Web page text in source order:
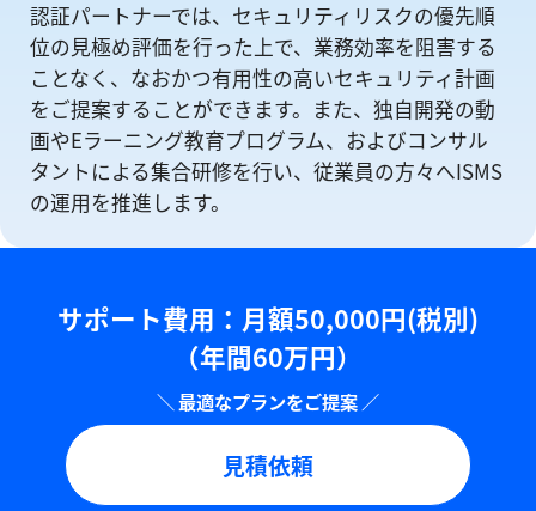
認証パートナーでは、セキュリティリスクの優先順
位の⾒極め評価を⾏った上で、業務効率を阻害する
ことなく、なおかつ有⽤性の⾼いセキュリティ計画
をご提案することができます。また、独自開発の動
画やEラーニング教育プログラム、およびコンサル
タントによる集合研修を⾏い、従業員の方々へISMS
の運⽤を推進します。
サポート費用：⽉額50,000円(税別)
（年間60万円）
見積依頼